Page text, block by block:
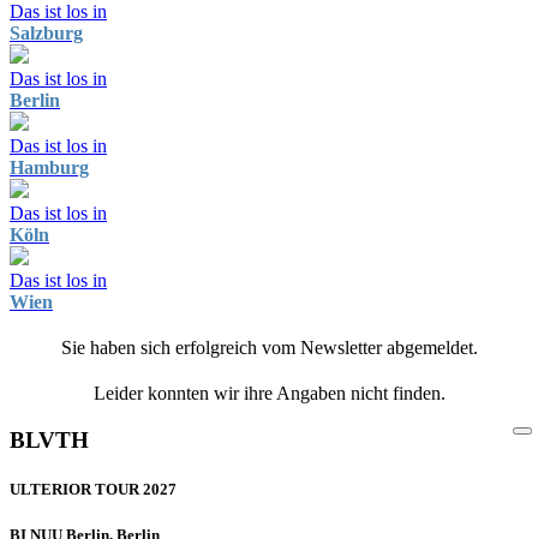
Das ist los in
Salzburg
Das ist los in
Berlin
Das ist los in
Hamburg
Das ist los in
Köln
Das ist los in
Wien
Sie haben sich erfolgreich vom Newsletter abgemeldet.
Leider konnten wir ihre Angaben nicht finden.
BLVTH
ULTERIOR TOUR 2027
BI NUU Berlin, Berlin